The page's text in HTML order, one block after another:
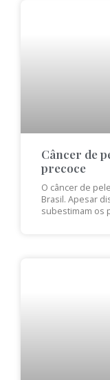
Câncer de
precoce
O câncer de
Brasil. Apesar
subestimam os